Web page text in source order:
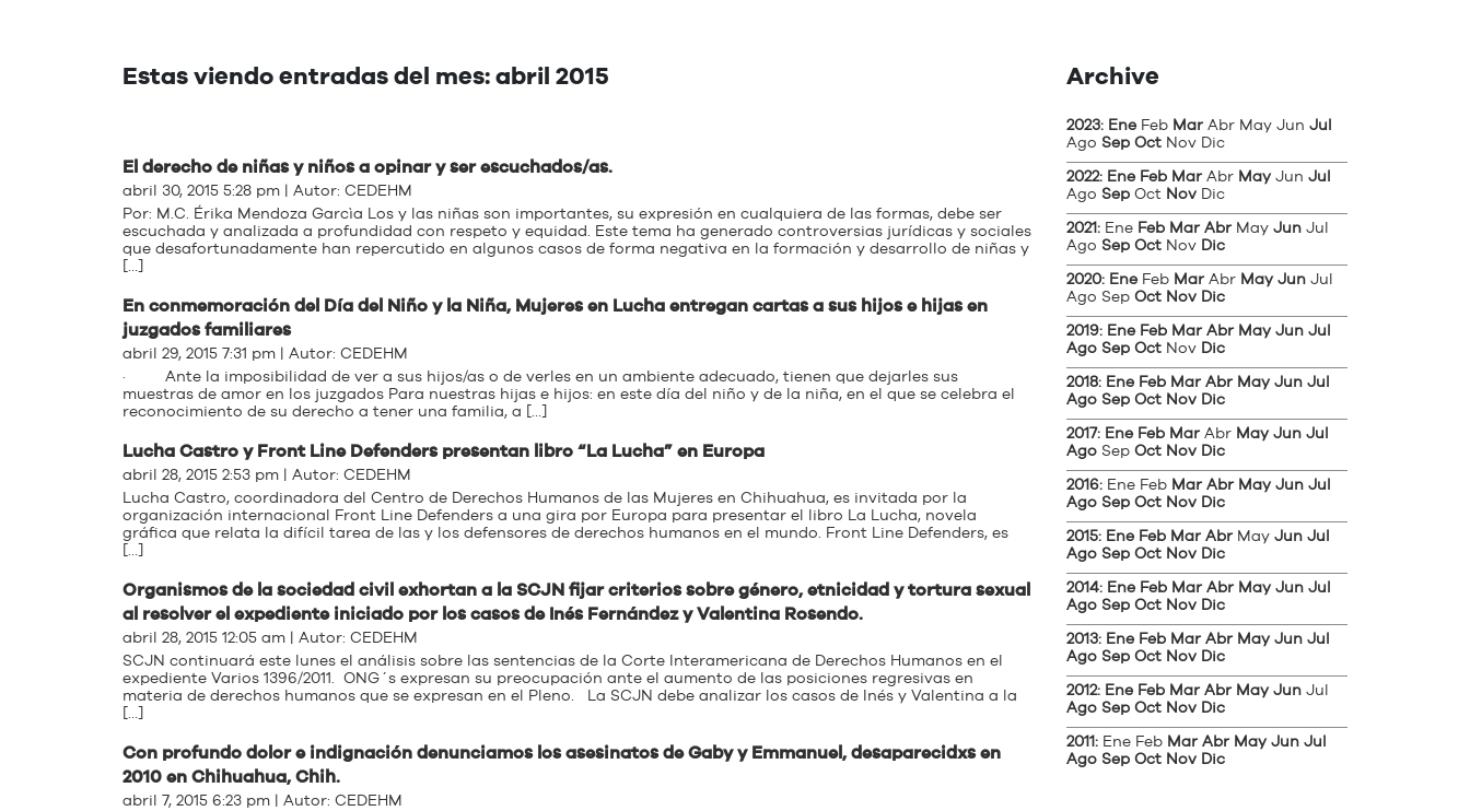
Estas viendo entradas del mes: abril 2015
El derecho de niñas y niños a opinar y ser escuchados/as.
abril 30, 2015 5:28 pm | Autor: CEDEHM
Por: M.C. Érika Mendoza Garcìa Los y las niñas son importantes, su expresión en cualquiera de las formas, debe ser
escuchada y analizada a profundidad con respeto y equidad. Este tema ha generado controversias jurídicas y sociales
que desafortunadamente han repercutido en algunos casos de forma negativa en la formación y desarrollo de niñas y
[…]
En conmemoración del Día del Niño y la Niña, Mujeres en Lucha entregan cartas a sus hijos e hijas en
juzgados familiares
abril 29, 2015 7:31 pm | Autor: CEDEHM
· Ante la imposibilidad de ver a sus hijos/as o de verles en un ambiente adecuado, tienen que dejarles sus
muestras de amor en los juzgados Para nuestras hijas e hijos: en este día del niño y de la niña, en el que se celebra el
reconocimiento de su derecho a tener una familia, a […]
Lucha Castro y Front Line Defenders presentan libro “La Lucha” en Europa
abril 28, 2015 2:53 pm | Autor: CEDEHM
Lucha Castro, coordinadora del Centro de Derechos Humanos de las Mujeres en Chihuahua, es invitada por la
organización internacional Front Line Defenders a una gira por Europa para presentar el libro La Lucha, novela
gráfica que relata la difícil tarea de las y los defensores de derechos humanos en el mundo. Front Line Defenders, es
[…]
Organismos de la sociedad civil exhortan a la SCJN fijar criterios sobre género, etnicidad y tortura sexual
al resolver el expediente iniciado por los casos de Inés Fernández y Valentina Rosendo.
abril 28, 2015 12:05 am | Autor: CEDEHM
SCJN continuará este lunes el análisis sobre las sentencias de la Corte Interamericana de Derechos Humanos en el
expediente Varios 1396/2011. ONG´s expresan su preocupación ante el aumento de las posiciones regresivas en
materia de derechos humanos que se expresan en el Pleno. La SCJN debe analizar los casos de Inés y Valentina a la
[…]
Con profundo dolor e indignación denunciamos los asesinatos de Gaby y Emmanuel, desaparecidxs en
2010 en Chihuahua, Chih.
abril 7, 2015 6:23 pm | Autor: CEDEHM
Archive
2023: Ene Feb Mar Abr May Jun Jul
Ago Sep Oct Nov Dic
2022: Ene Feb Mar Abr May Jun Jul
Ago Sep Oct Nov Dic
2021: Ene Feb Mar Abr May Jun Jul
Ago Sep Oct Nov Dic
2020: Ene Feb Mar Abr May Jun Jul
Ago Sep Oct Nov Dic
2019: Ene Feb Mar Abr May Jun Jul
Ago Sep Oct Nov Dic
2018: Ene Feb Mar Abr May Jun Jul
Ago Sep Oct Nov Dic
2017: Ene Feb Mar Abr May Jun Jul
Ago Sep Oct Nov Dic
2016: Ene Feb Mar Abr May Jun Jul
Ago Sep Oct Nov Dic
2015: Ene Feb Mar Abr May Jun Jul
Ago Sep Oct Nov Dic
2014: Ene Feb Mar Abr May Jun Jul
Ago Sep Oct Nov Dic
2013: Ene Feb Mar Abr May Jun Jul
Ago Sep Oct Nov Dic
2012: Ene Feb Mar Abr May Jun Jul
Ago Sep Oct Nov Dic
2011: Ene Feb Mar Abr May Jun Jul
Ago Sep Oct Nov Dic